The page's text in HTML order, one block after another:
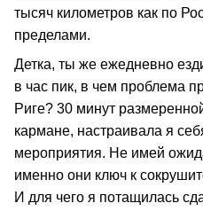
тысяч километров как по
пределами.
Детка, ты же ежедневно
в час пик, в чем проблема
Риге? 30 минут
кармане, настраивала я
мероприятия. Не имей
именно они ключ к
И для чего я потащилась